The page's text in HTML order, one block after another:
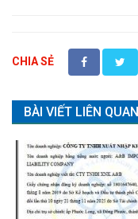
CHIA SẺ
BÀI VIẾT LIÊN QUAN